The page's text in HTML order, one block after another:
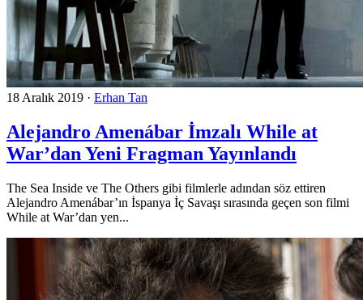
18 Aralık 2019 · Erhan Tan
Alejandro Amenábar İmzalı While at
War’dan Yeni Fragman Yayınlandı
The Sea Inside ve The Others gibi filmlerle adından söz ettiren
Alejandro Amenábar’ın İspanya İç Savaşı sırasında geçen son filmi
While at War’dan yen...